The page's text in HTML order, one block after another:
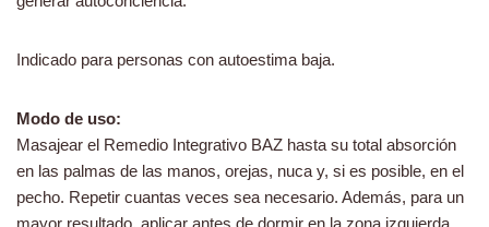
Indicado para personas con autoestima baja.
Modo de uso:
Masajear el Remedio Integrativo BAZ hasta su total absorción
en las palmas de las manos, orejas, nuca y, si es posible, en el
pecho. Repetir cuantas veces sea necesario. Además, para un
mayor resultado, aplicar antes de dormir en la zona izquierda